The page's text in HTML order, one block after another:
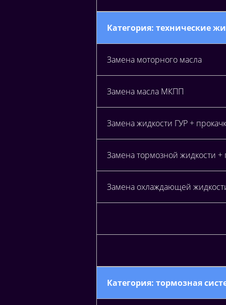
Категория: технические
Замена моторного масла
Замена масла МКПП
Замена жидкости ГУР +
Замена тормозной жидкости
Замена охлаждающей
Категория: тормозная